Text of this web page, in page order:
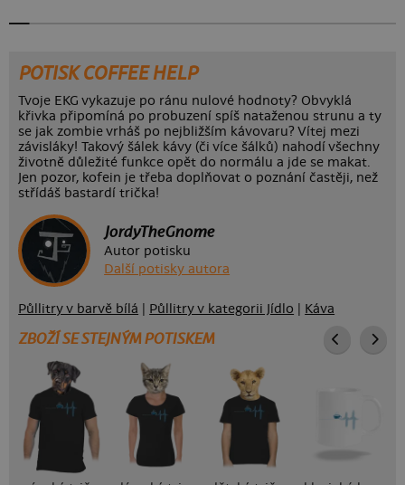
POTISK COFFEE HELP
Tvoje EKG vykazuje po ránu nulové hodnoty? Obvyklá
křivka připomíná po probuzení spíš nataženou strunu a ty
se jak zombie vrháš po nejbližším kávovaru? Vítej mezi
závisláky! Takový šálek kávy (či více šálků) nahodí všechny
životně důležité funkce opět do normálu a jde se makat.
Jen pozor, kofein je třeba doplňovat o poznání častěji, než
střídáš bastardí trička!
JordyTheGnome
Autor potisku
Další potisky autora
Půllitry v barvě bílá Půllitry v kategorii Jídlo Káva
ZBOŽÍ SE STEJNÝM POTISKEM